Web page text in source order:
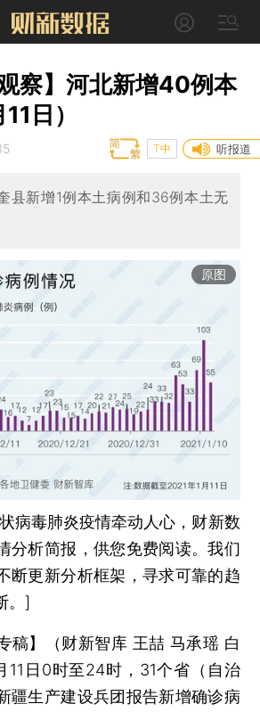
观察】河北新增40例本
日）
听报道
T中
县新增1例本土病例和36例本土无
原图
毒肺炎疫情牵动人心，财新数
分析简报，供您免费阅读。我们
断更新分析框架，寻求可靠的趋
。]
稿】（财新智库 王喆 马承瑶 白
11日0时至24时，31个省（自治
疆生产建设兵团报告新增确诊病